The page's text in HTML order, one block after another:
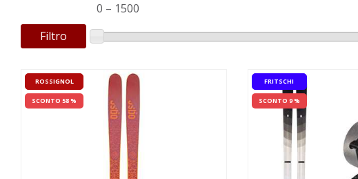
Filtro
0 – 1500
ROSSIGNOL
SCONTO 58 %
FRITSCHI
SCONTO 9 %